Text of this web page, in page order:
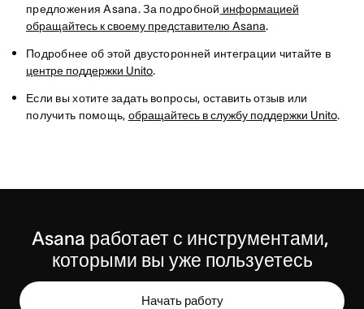
предложения Asana. За подробной информацией
обращайтесь к своему представителю Asana.
Подробнее об этой двусторонней интеграции читайте в
центре поддержки Unito.
Если вы хотите задать вопросы, оставить отзыв или
получить помощь, обращайтесь в службу поддержки Unito.
Asana работает с инструментами,
которыми вы уже пользуетесь
Начать работу